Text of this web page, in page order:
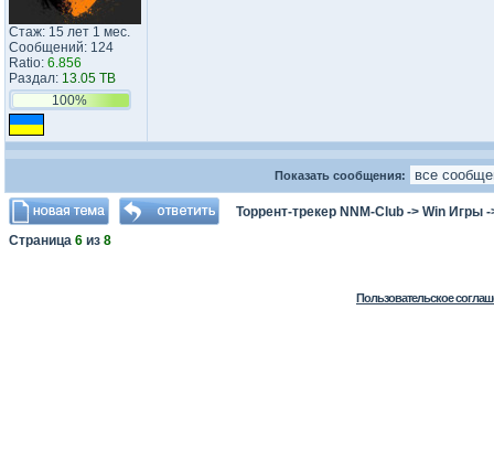
Стаж: 15 лет 1 мес.
Сообщений: 124
Ratio: 6.856
Раздал: 13.05 TB
100%
Показать сообщения:
Торрент-трекер NNM-Club -> Win Игры
Страница 6 из 8
Пользовательское